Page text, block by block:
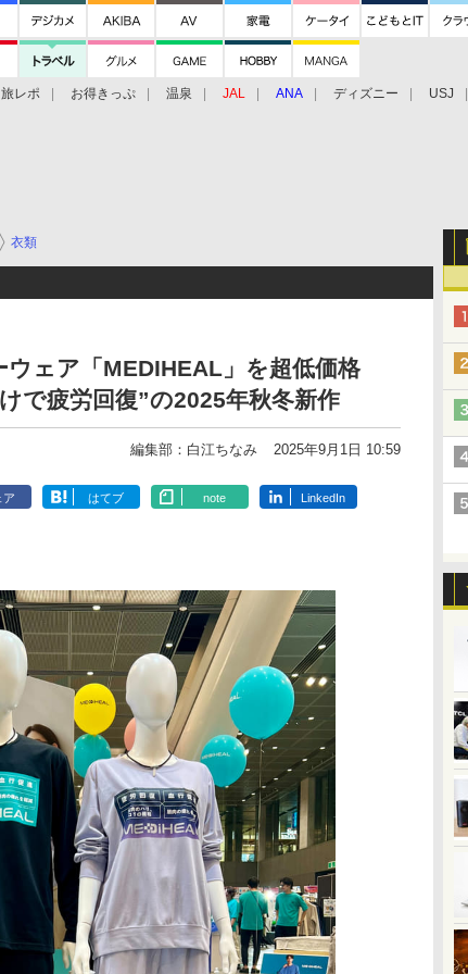
旅レポ お得きっぷ 温泉 JAL ANA ディズニー USJ
衣類
ェア「MEDIHEAL」を超低価格
で疲労回復”の2025年秋冬新作
編集部：白江ちなみ 2025年9月1日 10:59
ア はてブ note LinkedIn